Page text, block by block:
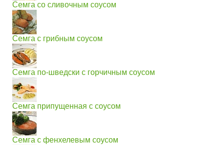
Семга со сливочным соусом
Семга с грибным соусом
Семга по-шведски с горчичным соусом
Семга припущенная с соусом
Семга с фенхелевым соусом